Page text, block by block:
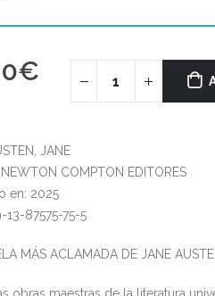
€
JANE
COMPTON EDITORES
en: 2025
13-87575-75-5
MÁS ACLAMADA DE JANE